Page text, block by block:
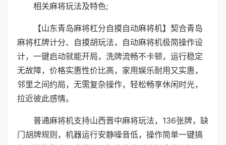
相关麻将玩法及特色;
【山东青岛麻将杠分自摸自动麻将机】契合青岛
麻将杠牌计分、自摸胡玩法，自动麻将机极简操作设
计，一键启动就能开局，洗牌流畅不卡顿，运行稳定
无故障，价格实惠性价比高，家用娱乐耐用又实惠，
邻里之间约局，无需复杂操作，轻松畅享休闲时光，
拉近彼此感情。
普通麻将机支持山西晋中麻将玩法，136张牌，缺
门胡牌规则，机器运行安静噪音低，操作简单一键搞